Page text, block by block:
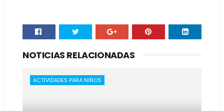
NOTICIAS RELACIONADAS
ACTIVIDADES PARA NIÑOS